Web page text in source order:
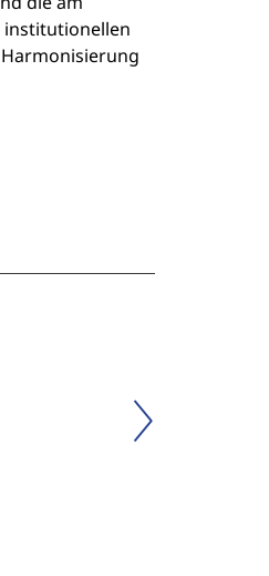
institutionellen